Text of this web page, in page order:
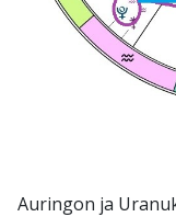
Auringon ja